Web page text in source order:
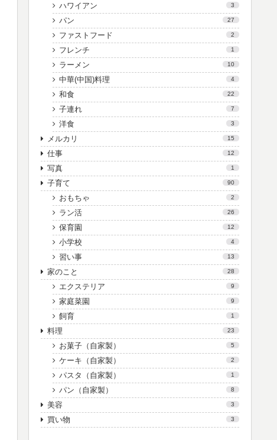
ハワイアン 3
パン 27
ファストフード 2
フレンチ 1
ラーメン 10
中華(中国)料理 4
和食 22
子連れ 7
洋食 3
メルカリ 15
仕事 12
写真 1
子育て 90
おもちゃ 2
ラン活 26
保育園 12
小学校 4
習い事 13
家のこと 28
エクステリア 9
家庭菜園 9
飼育 1
料理 23
お菓子（自家製） 5
ケーキ（自家製） 2
パスタ（自家製） 1
パン（自家製） 8
美容 3
買い物 3